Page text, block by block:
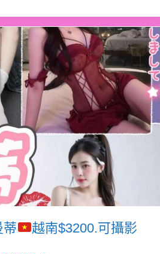
蒂
越南$3200.可攝影